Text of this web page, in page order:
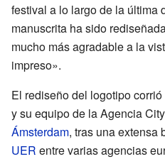
festival a lo largo de la última
manuscrita ha sido
mucho más agradable a la
impreso».
El rediseño del logotipo
y su equipo de la Agencia
Ámsterdam, tras una extensa
UER entre varias agencias